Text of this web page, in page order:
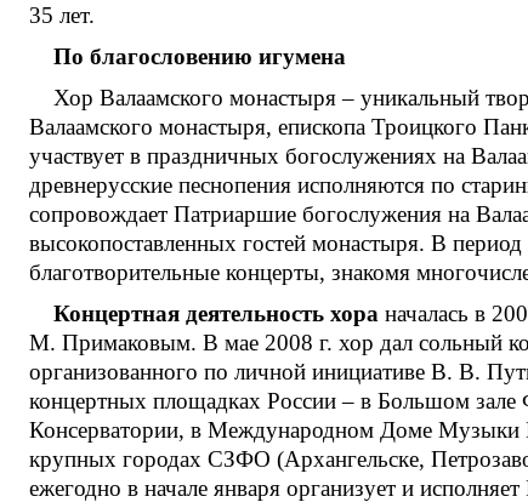
35 лет.
По благословению игумена
Хор Валаамского монастыря – уникальный
Валаамского монастыря, епископа Троицкого
участвует в праздничных богослужениях на
древнерусские песнопения исполняются по
сопровождает Патриаршие богослужения на
высокопоставленных гостей монастыря. В
благотворительные концерты, знакомя
Концертная деятельность хора началась в
М. Примаковым. В мае 2008 г. хор дал сольный
организованного по личной инициативе В. В.
концертных площадках России – в Большом
Консерватории, в Международном Доме Музыки
крупных городах СЗФО (Архангельске,
ежегодно в начале января организует и